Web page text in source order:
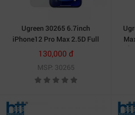
Ugreen 30265 6.7inch
iPhone12 Pro Max 2.5D Full
Cover Màn hình HD Phim bảo
vệ cường lực SP161 10030265
130,000 đ
MSP: 30265